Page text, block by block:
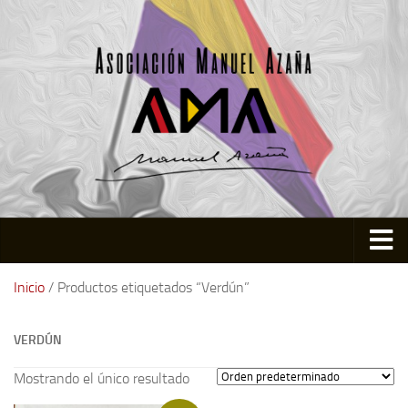
Inicio
Quienes somos
Actividades
Inicio / Productos etiquetados “Verdún”
VERDÚN
Mostrando el único resultado